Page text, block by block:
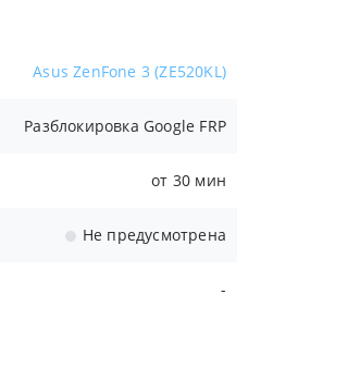
Asus ZenFone 3 (ZE520KL)
Разблокировка Google FRP
от 30 мин
Не предусмотрена
-